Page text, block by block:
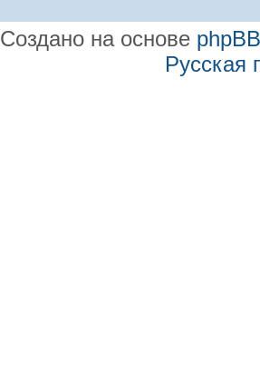
Создано на основе phpBB
Русская